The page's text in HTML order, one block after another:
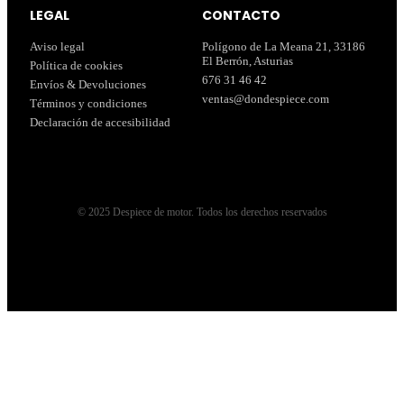
LEGAL
Aviso legal
Política de cookies
Envíos & Devoluciones
Términos y condiciones
Declaración de accesibilidad
CONTACTO
Polígono de La Meana 21, 33186
El Berrón, Asturias
676 31 46 42
ventas@dondespiece.com
© 2025 Despiece de motor. Todos los derechos reservados